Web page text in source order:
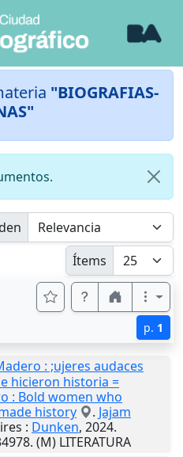
"BIOGRAFIAS-
Ítems
p. 1
: ;ujeres audaces
hicieron historia =
: Bold women who
history
. Jajam
: Dunken, 2024.
(M) LITERATURA